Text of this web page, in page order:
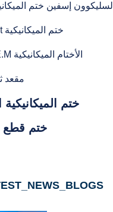
السليكوون إسفين ختم
flygt ختم الميكانيكية
O.E.M الأختام الميكانيكية
مقعد
ختم الميكانيكية
ختم قطع